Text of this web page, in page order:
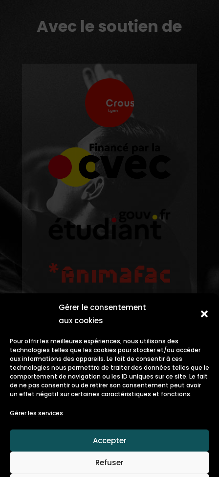
Gérer le consentement
aux cookies
Pour offrir les meilleures expériences, nous utilisons des
technologies telles que les cookies pour stocker et/ou accéder
aux informations des appareils. Le fait de consentir à ces
technologies nous permettra de traiter des données telles que le
comportement de navigation ou les ID uniques sur ce site. Le fait
de ne pas consentir ou de retirer son consentement peut avoir
un effet négatif sur certaines caractéristiques et fonctions.
Gérer les services
Accepter
Refuser
Avec le soutien de